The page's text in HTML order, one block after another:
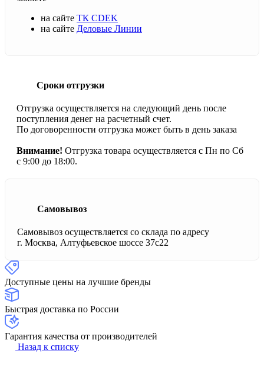
на сайте ТК CDEK
на сайте Деловые Линии
Сроки отгрузки
Отгрузка осуществляется на следующий день после
поступления денег на расчетный счет.
По договоренности отгрузка может быть в день заказа
Внимание! Отгрузка товара осуществляется с Пн по Сб
с 9:00 до 18:00.
Самовывоз
Самовывоз осуществляется со склада по адресу
г. Москва, Алтуфьевское шоссе 37с22
Доступные цены на лучшие бренды
Быстрая доставка по России
Гарантия качества от производителей
Назад к списку